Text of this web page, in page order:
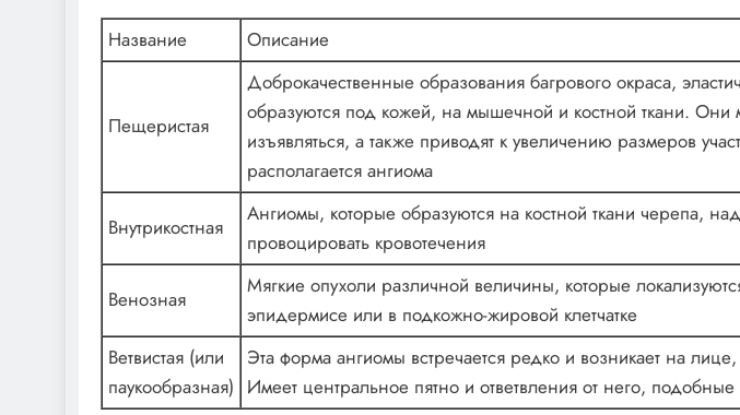
Название Описание
Пещеристая
Доброкачественные образования багрового окраса,
образуются под кожей, на мышечной и костной ткани. Они
изъявляться, а также приводят к увеличению размеров
располагается ангиома
Внутрикостная
Ангиомы, которые образуются на костной ткани черепа,
провоцировать кровотечения
Венозная
Мягкие опухоли различной величины, которые
эпидермисе или в подкожно-жировой клетчатке
Ветвистая (или
паукообразная)
Эта форма ангиомы встречается редко и возникает на
Имеет центральное пятно и ответвления от него,